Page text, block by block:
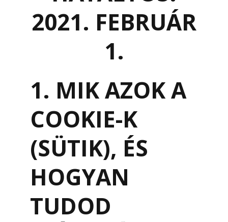
2021. FEBRUÁR
1.
1. MIK AZOK A
COOKIE-K
(SÜTIK), ÉS
HOGYAN
TUDOD